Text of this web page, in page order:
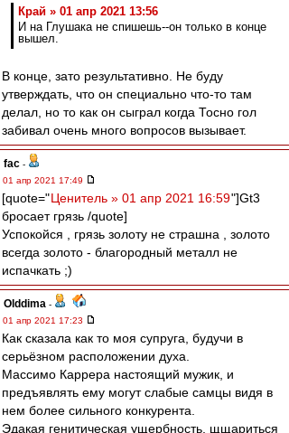
Край » 01 апр 2021 13:56
И на Глушака не спишешь--он только в конце
вышел.
В конце, зато результативно. Не буду
утверждать, что он специально что-то там
делал, но то как он сыграл когда Тосно гол
забивал очень много вопросов вызывает.
fac -
01 апр 2021 17:49
[quote="Ценитель » 01 апр 2021 16:59"]Gt3
бросает грязь /quote]
Успокойся , грязь золоту не страшна , золото
всегда золото - благородный металл не
испачкать ;)
Olddima -
01 апр 2021 17:23
Как сказала как то моя супруга, будучи в
серьёзном расположении духа.
Массимо Каррера настоящий мужик, и
предъявлять ему могут слабые самцы видя в
нем более сильного конкурента.
Эдакая генитическая ущербность, щщариться